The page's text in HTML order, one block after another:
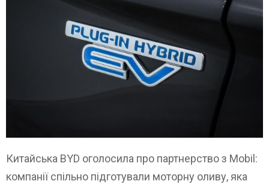
Китайська BYD оголосила про партнерство з Mobil:
компанії спільно підготували моторну оливу, яка